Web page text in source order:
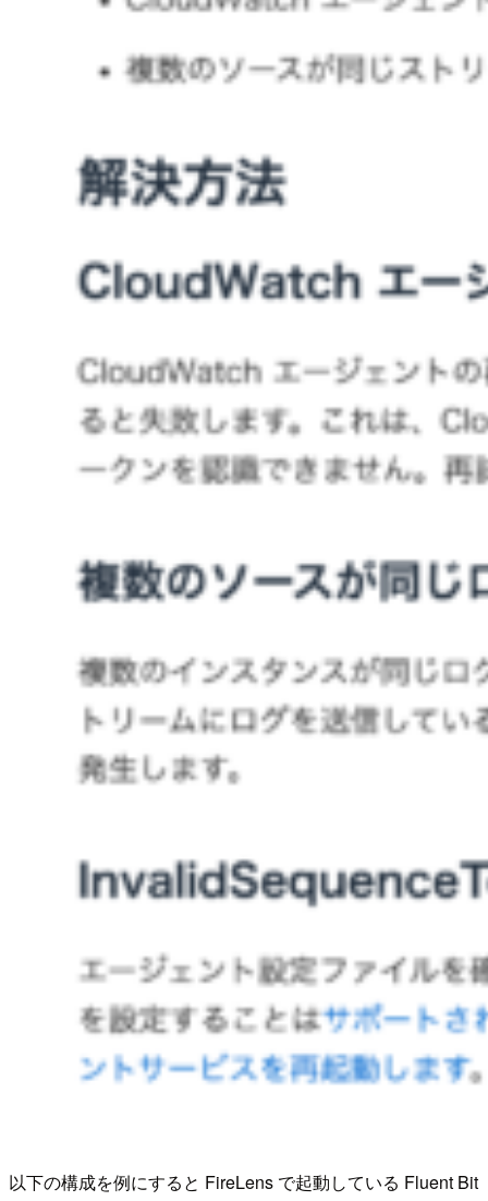
以下の構成を例にすると FireLens で起動している Fluent Bit